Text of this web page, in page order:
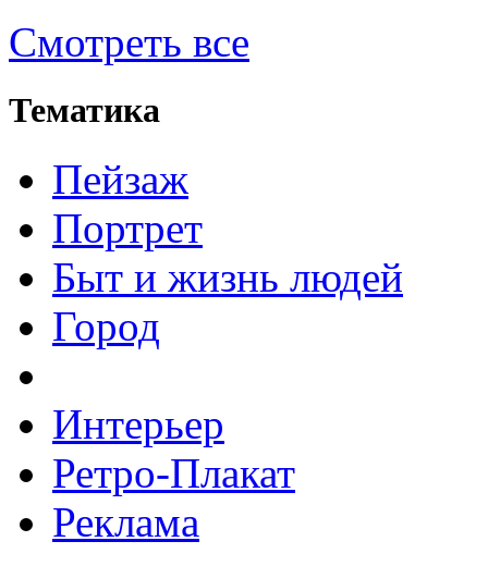
Смотреть все
Тематика
Пейзаж
Портрет
Быт и жизнь людей
Город
Интерьер
Ретро-Плакат
Реклама